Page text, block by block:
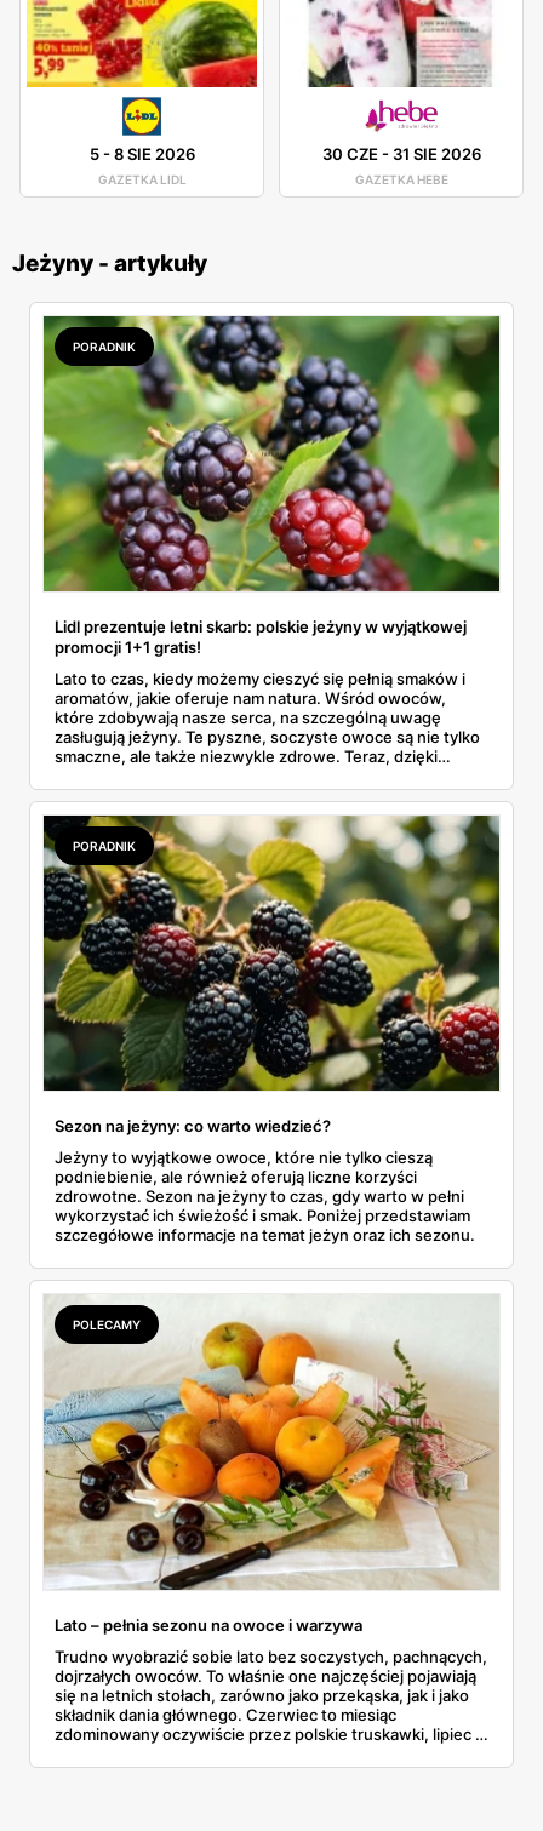
5-8 SIE 2026
GAZETKA LIDL
30 CZE- 31 SIE 2026
GAZETKA HEBE
Jeżyny - artykuły
PORADNIK
Lidl prezentuje letni skarb: polskie jeżyny w wyjątkowej
promocji 1+1 gratis!
Lato to czas, kiedy możemy cieszyć się pełnią smaków i
aromatów, jakie oferuje nam natura. Wśród owoców,
które zdobywają nasze serca, na szczególną uwagę
zasługują jeżyny. Te pyszne, soczyste owoce są nie tylko
smaczne, ale także niezwykle zdrowe. Teraz, dzięki
promocji 1+1 gratis!
PORADNIK
Sezon na jeżyny: co warto wiedzieć?
Jeżyny to wyjątkowe owoce, które nie tylko cieszą
podniebienie, ale również oferują liczne korzyści
zdrowotne. Sezon na jeżyny to czas, gdy warto w pełni
wykorzystać ich świeżość i smak. Poniżej przedstawiam
szczegółowe informacje na temat jeżyn oraz ich sezonu.
POLECAMY
Lato – pełnia sezonu na owoce i warzywa
Trudno wyobrazić sobie lato bez soczystych, pachnących,
dojrzałych owoców. To właśnie one najczęściej pojawiają
się na letnich stołach, zarówno jako przekąska, jak i jako
składnik dania głównego. Czerwiec to miesiąc
zdominowany oczywiście przez polskie truskawki, lipiec z
jakie warzywa oraz owoce warto postawić latem.